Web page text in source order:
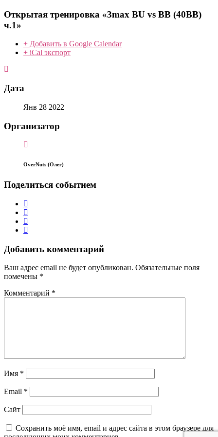
Открытая тренировка «3max BU vs BB (40BB)
ч.1»
+ Добавить в Google Calendar
+ iCal экспорт
Дата
Янв 28 2022
Организатор
OverNuts (Олег)
Поделиться событием
Добавить комментарий
Ваш адрес email не будет опубликован. Обязательные поля
помечены *
Комментарий *
Имя *
Email *
Сайт
Сохранить моё имя, email и адрес сайта в этом браузере для